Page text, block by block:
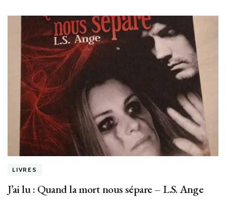
LIVRES
J’ai lu : Quand la mort nous sépare – L.S. Ange